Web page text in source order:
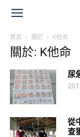
首頁 關於 K他命
關於: K他命
尿
從
查